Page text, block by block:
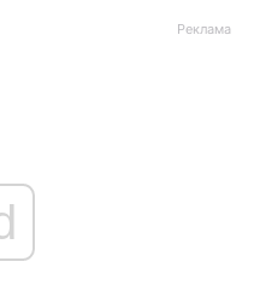
Реклама